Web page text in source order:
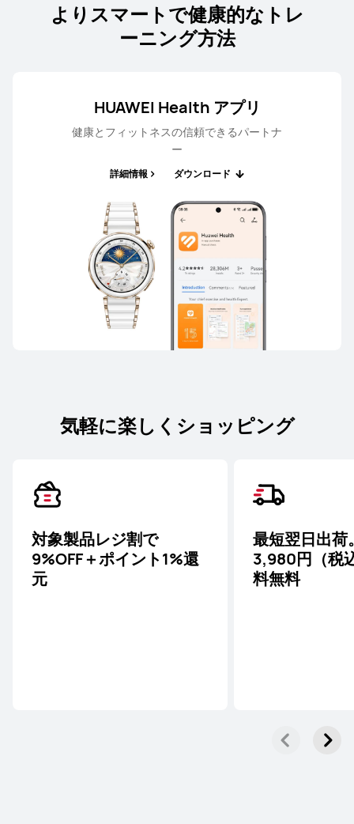
よりスマートで健康的なトレ
ーニング方法
HUAWEI Health アプリ
健康とフィットネスの信頼できるパートナ
ー
詳細情報 ダウンロード
気軽に楽しくショッピング
対象製品レジ割で
9%OFF＋ポイント1%還
元
最短翌日出荷
3,980円（税
料無料